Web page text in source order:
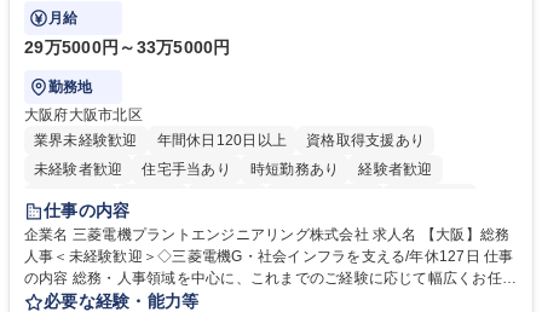
月給
29万5000円～33万5000円
勤務地
大阪府大阪市北区
業界未経験歓迎
年間休日120日以上
資格取得支援あり
未経験者歓迎
住宅手当あり 時短勤務あり
経験者歓迎
退職金あり
駅近5分以内
土日祝休み 服装自由 寮・社宅あり 食事補助あり
仕事の内容
企業名 三菱電機プラントエンジニアリング株式会社 求人名 【大阪】総務
人事＜未経験歓迎＞◇三菱電機G・社会インフラを支える/年休127日 仕事
の内容 総務・人事領域を中心に、これまでのご経験に応じて幅広くお任せ
します。 ＜具体的には＞ ・総務/人事労務（給与・社保・勤怠管理など）
必要な経験・能力等